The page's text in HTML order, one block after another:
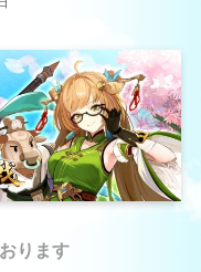
ります